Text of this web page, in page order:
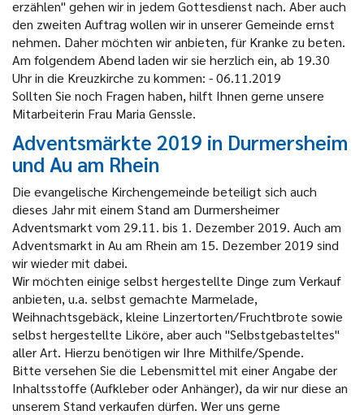
erzählen" gehen wir in jedem Gottesdienst nach. Aber auch
den zweiten Auftrag wollen wir in unserer Gemeinde ernst
nehmen. Daher möchten wir anbieten, für Kranke zu beten.
Am folgendem Abend laden wir sie herzlich ein, ab 19.30
Uhr in die Kreuzkirche zu kommen: - 06.11.2019
Sollten Sie noch Fragen haben, hilft Ihnen gerne unsere
Mitarbeiterin Frau Maria Genssle.
Adventsmärkte 2019 in Durmersheim
und Au am Rhein
Die evangelische Kirchengemeinde beteiligt sich auch
dieses Jahr mit einem Stand am Durmersheimer
Adventsmarkt vom 29.11. bis 1. Dezember 2019. Auch am
Adventsmarkt in Au am Rhein am 15. Dezember 2019 sind
wir wieder mit dabei.
Wir möchten einige selbst hergestellte Dinge zum Verkauf
anbieten, u.a. selbst gemachte Marmelade,
Weihnachtsgebäck, kleine Linzertorten/Fruchtbrote sowie
selbst hergestellte Liköre, aber auch "Selbstgebasteltes"
aller Art. Hierzu benötigen wir Ihre Mithilfe/Spende.
Bitte versehen Sie die Lebensmittel mit einer Angabe der
Inhaltsstoffe (Aufkleber oder Anhänger), da wir nur diese an
unserem Stand verkaufen dürfen. Wer uns gerne